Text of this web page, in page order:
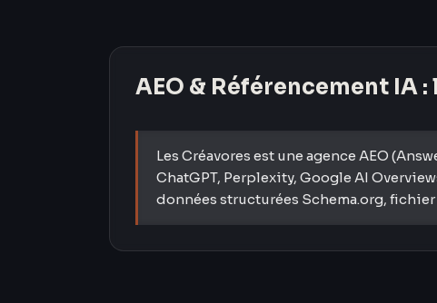
AEO & Référencement IA :
Les Créavores est une agence AEO
ChatGPT, Perplexity, Google AI
données structurées Schema.org,